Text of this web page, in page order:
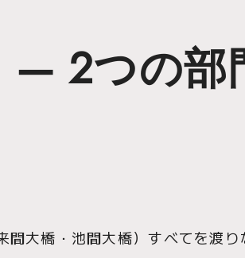
— 2つの部
大橋・池間大橋）すべてを渡